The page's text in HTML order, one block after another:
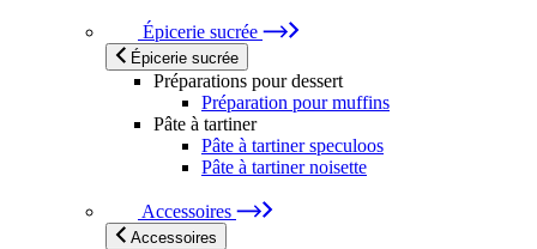
Épicerie sucrée
Épicerie sucrée
Préparations pour dessert
Préparation pour muffins
Pâte à tartiner
Pâte à tartiner speculoos
Pâte à tartiner noisette
Accessoires
Accessoires